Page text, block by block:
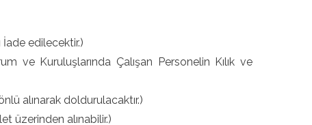
İade edilecektir.)
ve Kuruluşlarında Çalışan Personelin Kılık ve
alınarak doldurulacaktır.)
üzerinden alınabilir.)